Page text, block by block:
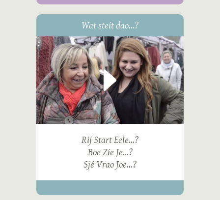
Wat steit dao...?
Rij Start Eele...?
Boe Zie Je...?
Sjé Vrao Joe...?